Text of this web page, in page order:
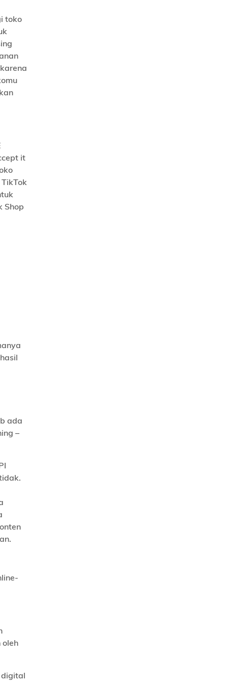
toko
it
Shop
ada
–
digital